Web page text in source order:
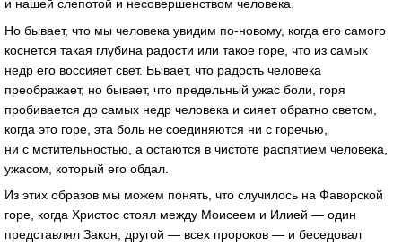
и нашей слепотой и несовершенством человека.
Но бывает, что мы человека увидим по-новому, когда его самого
коснется такая глубина радости или такое горе, что из самых
недр его воссияет свет. Бывает, что радость человека
преображает, но бывает, что предельный ужас боли, горя
пробивается до самых недр человека и сияет обратно светом,
когда это горе, эта боль не соединяются ни с горечью,
ни с мстительностью, а остаются в чистоте распятием человека,
ужасом, который его обдал.
Из этих образов мы можем понять, что случилось на Фаворской
горе, когда Христос стоял между Моисеем и Илией — один
представлял Закон, другой — всех пророков — и беседовал